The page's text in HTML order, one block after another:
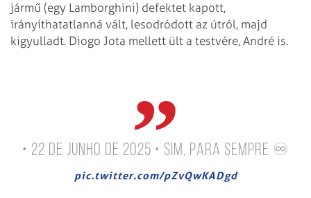
jármű (egy Lamborghini) defektet kapott,
irányíthatatlanná vált, lesodródott az útról, majd
kigyulladt. Diogo Jota mellett ült a testvére, André is.
• 22 de Junho de 2025 • Sim, para sempre ♾️
pic.twitter.com/pZvQwKADgd